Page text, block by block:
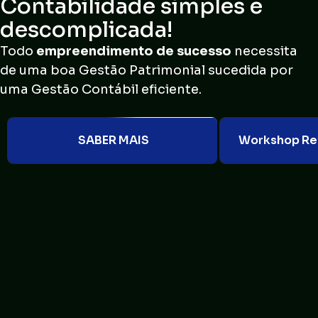
Contabilidade simples e
descomplicada!
Todo empreendimento de sucesso necessita
de uma boa Gestão Patrimonial sucedida por
uma Gestão Contábil eficiente.
SABER MAIS Workshop